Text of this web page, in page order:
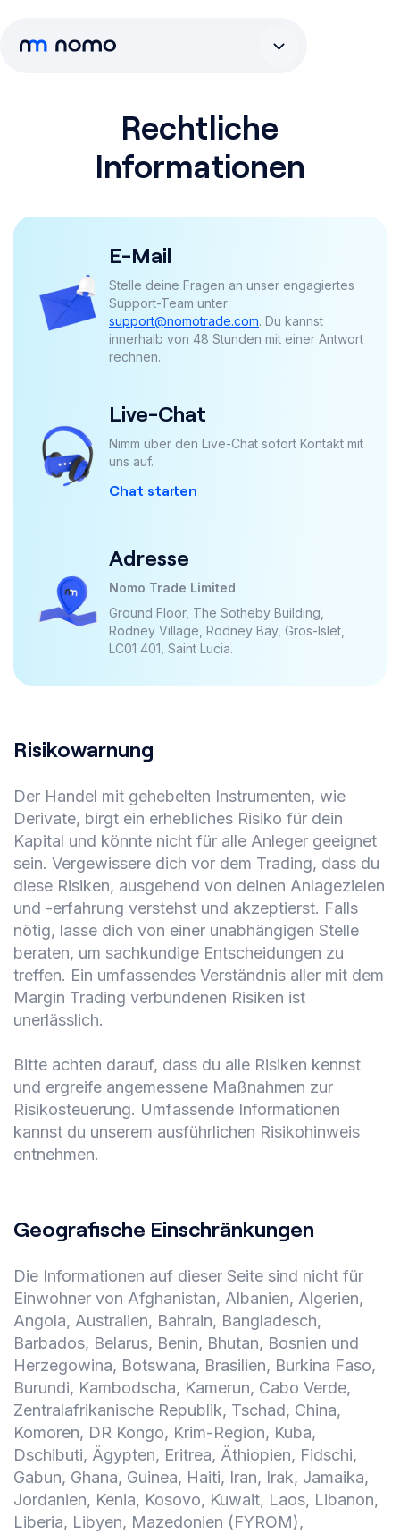
Rechtliche
Informationen
E-Mail
Stelle deine Fragen an unser engagiertes
Support-Team unter
support@nomotrade.com. Du kannst
innerhalb von 48 Stunden mit einer Antwort
rechnen.
Live-Chat
Nimm über den Live-Chat sofort Kontakt mit
uns auf.
Chat starten
Adresse
Nomo Trade Limited
Ground Floor, The Sotheby Building,
Rodney Village, Rodney Bay, Gros-Islet,
LC01 401, Saint Lucia.
Risikowarnung
Der Handel mit gehebelten Instrumenten, wie
Derivate, birgt ein erhebliches Risiko für dein
Kapital und könnte nicht für alle Anleger geeignet
sein. Vergewissere dich vor dem Trading, dass du
diese Risiken, ausgehend von deinen Anlagezielen
und -erfahrung verstehst und akzeptierst. Falls
nötig, lasse dich von einer unabhängigen Stelle
beraten, um sachkundige Entscheidungen zu
treffen. Ein umfassendes Verständnis aller mit dem
Margin Trading verbundenen Risiken ist
unerlässlich.
Bitte achten darauf, dass du alle Risiken kennst
und ergreife angemessene Maßnahmen zur
Risikosteuerung. Umfassende Informationen
kannst du unserem ausführlichen Risikohinweis
entnehmen.
Geografische Einschränkungen
Die Informationen auf dieser Seite sind nicht für
Einwohner von Afghanistan, Albanien, Algerien,
Angola, Australien, Bahrain, Bangladesch,
Barbados, Belarus, Benin, Bhutan, Bosnien und
Herzegowina, Botswana, Brasilien, Burkina Faso,
Burundi, Kambodscha, Kamerun, Cabo Verde,
Zentralafrikanische Republik, Tschad, China,
Komoren, DR Kongo, Krim-Region, Kuba,
Dschibuti, Ägypten, Eritrea, Äthiopien, Fidschi,
Gabun, Ghana, Guinea, Haiti, Iran, Irak, Jamaika,
Jordanien, Kenia, Kosovo, Kuwait, Laos, Libanon,
Liberia, Libyen, Mazedonien (FYROM),